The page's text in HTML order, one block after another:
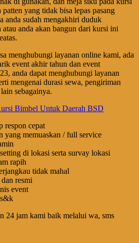
yang tidak bisa lepas pasang
anda sudah mengakhiri duduk
anda akan bangun dari kursi ini
menghubungi layanan online kami, ada
event akhir tahun dan event
anda dapat menghubungi layanan
mengenai durasi sewa, pengiriman
sebagainya.
respon cepat
yang memuaskan / full service
di lokasi serta survay lokasi
rapih
tidak mahal
resmi
event
24 jam kami baik melalui wa, sms